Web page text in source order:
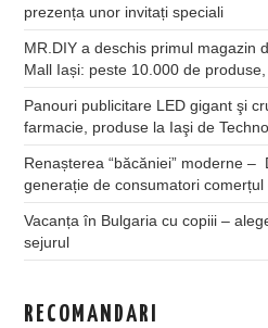
prezența unor invitați speciali
MR.DIY a deschis primul magazin
Mall Iași: peste 10.000 de
Panouri publicitare LED gigant şi
farmacie, produse la Iaşi de
Renașterea “băcăniei” moderne –
generație de consumatori
Vacanța în Bulgaria cu copiii –
sejurul
RECOMANDARI